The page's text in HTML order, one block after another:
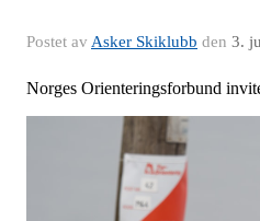
Postet av Asker Skiklubb den 3.
Norges Orienteringsforbund